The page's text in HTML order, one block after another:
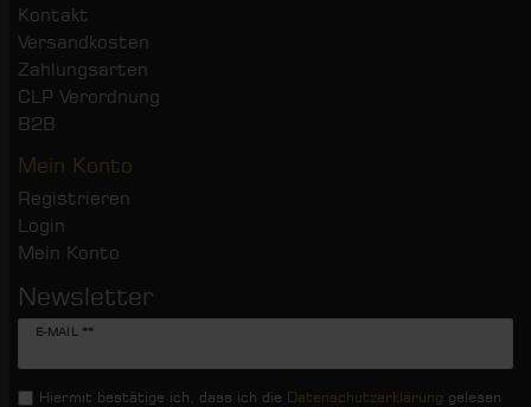
Kontakt
Versandkosten
Zahlungsarten
CLP Verordnung
B2B
Mein Konto
Registrieren
Login
Mein Konto
Newsletter
E-MAIL **
Newsletter
Hiermit bestätige ich, dass ich die Daten­schutz­erklärung gelesen